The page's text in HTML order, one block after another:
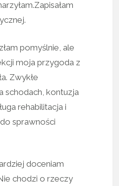
pomyślnie, ale
moja przygoda z
Zwykłe
schodach, kontuzja
rehabilitacja i
sprawności
doceniam
chodzi o rzeczy